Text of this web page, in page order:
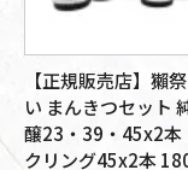
【正規販売店】獺
い まんきつセット
醸23・39・45x2本
クリング45x2本